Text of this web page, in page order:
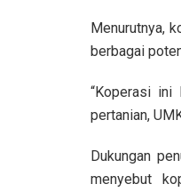
Menurutnya,
berbagai
“Koperasi ini
pertanian,
Dukungan
menyebut